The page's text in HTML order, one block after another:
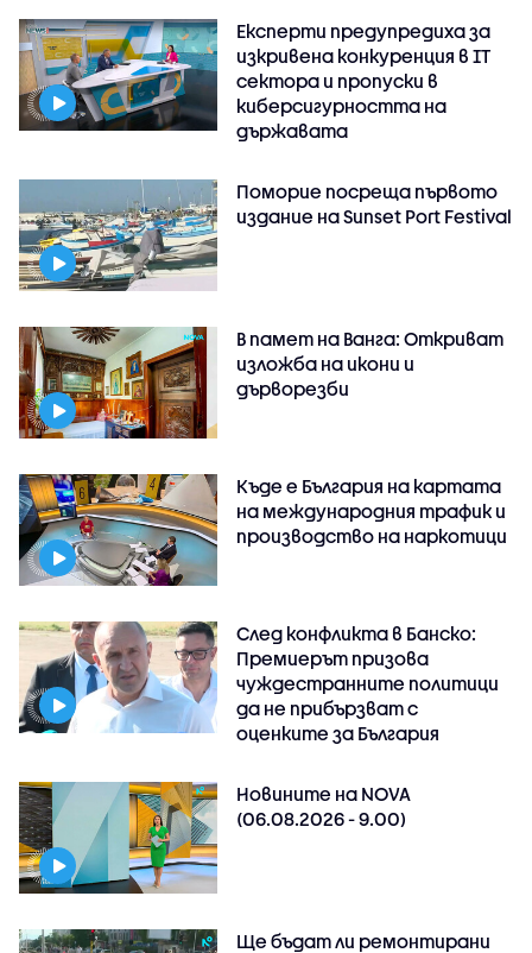
Експерти предупредиха за
изкривена конкуренция в IT
сектора и пропуски в
киберсигурността на
държавата
Поморие посреща първото
издание на Sunset Port Festival
В памет на Ванга: Откриват
изложба на икони и
дърворезби
Къде е България на картата
на международния трафик и
производство на наркотици
След конфликта в Банско:
Премиерът призова
чуждестранните политици
да не прибързват с
оценките за България
Новините на NOVA
(06.08.2026 - 9.00)
Ще бъдат ли ремонтирани